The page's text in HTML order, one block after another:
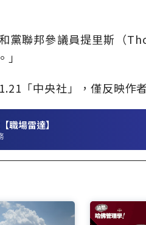
黨聯邦參議員提里斯（
「中央社」，僅反映作
職場雷達】